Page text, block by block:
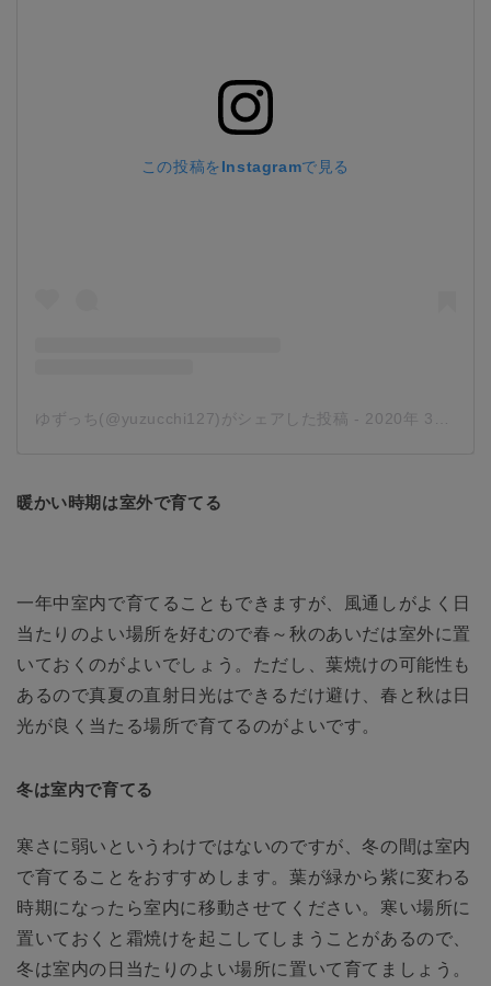
この投稿をInstagramで見る
ゆずっち(@yuzucchi127)がシェアした投稿 - 2020年 3月月21日午前2時20分PDT
暖かい時期は室外で育てる
一年中室内で育てることもできますが、風通しがよく日
当たりのよい場所を好むので春～秋のあいだは室外に置
いておくのがよいでしょう。ただし、葉焼けの可能性も
あるので真夏の直射日光はできるだけ避け、春と秋は日
光が良く当たる場所で育てるのがよいです。
冬は室内で育てる
寒さに弱いというわけではないのですが、冬の間は室内
で育てることをおすすめします。葉が緑から紫に変わる
時期になったら室内に移動させてください。寒い場所に
置いておくと霜焼けを起こしてしまうことがあるので、
冬は室内の日当たりのよい場所に置いて育てましょう。